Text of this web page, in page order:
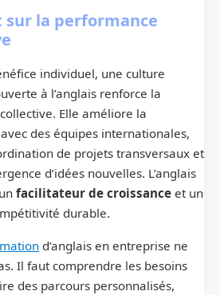
sur la performance
individuel, une culture
à l’anglais renforce la
Elle améliore la
des équipes internationales,
de projets transversaux et
d’idées nouvelles. L’anglais
facilitateur de croissance et un
durable.
d’anglais en entreprise ne
Il faut comprendre les besoins
des parcours personnalisés,